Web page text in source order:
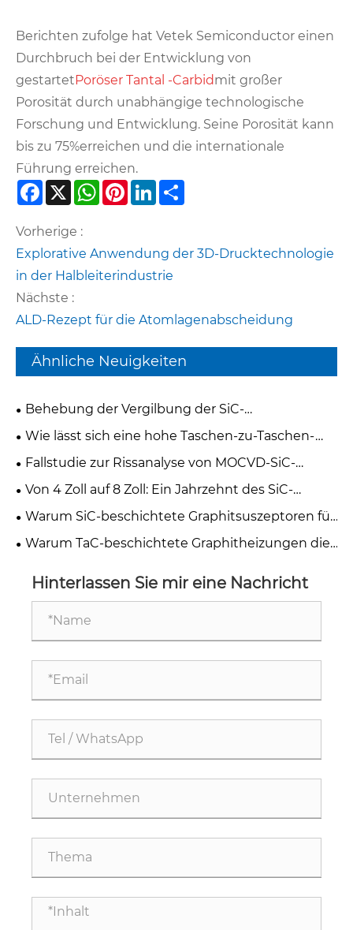
Berichten zufolge hat Vetek Semiconductor einen
Durchbruch bei der Entwicklung von
gestartetPoröser Tantal -Carbidmit großer
Porosität durch unabhängige technologische
Forschung und Entwicklung. Seine Porosität kann
bis zu 75%erreichen und die internationale
Führung erreichen.
Facebook
X WhatsApp
PinterestLinkedIn
Vorherige :
Explorative Anwendung der 3D-Drucktechnologie
in der Halbleiterindustrie
Nächste :
ALD-Rezept für die Atomlagenabscheidung
Ähnliche Neuigkeiten
Behebung der Vergilbung der SiC-
Beschichtungskanten zur Steigerung der CVD-
Wie lässt sich eine hohe Taschen-zu-Taschen-
Variation in Multi-Pocket-Silizium-Epitaxie-Graphit-
Fallstudie zur Rissanalyse von MOCVD-SiC-
beschichteten Graphit-Suszeptoren und zur
Von 4 Zoll auf 8 Zoll: Ein Jahrzehnt des SiC-
Halbleiterwachstums
Warum SiC-beschichtete Graphitsuszeptoren für
die Halbleiterepitaxie unerlässlich sind
Warum TaC-beschichtete Graphitheizungen die
Hinterlassen Sie mir eine Nachricht